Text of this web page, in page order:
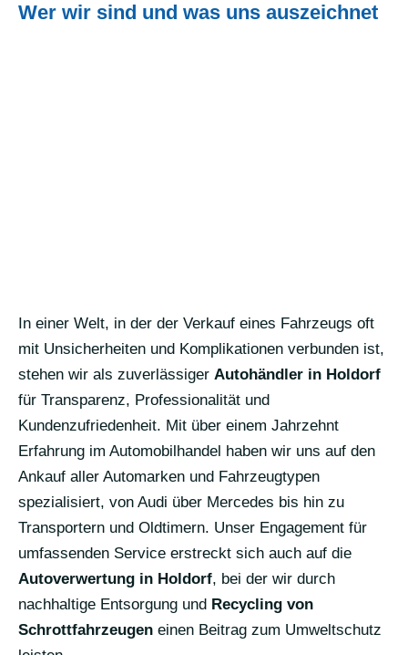
Wer wir sind und was uns auszeichnet
In einer Welt, in der der Verkauf eines Fahrzeugs oft
mit Unsicherheiten und Komplikationen verbunden ist,
stehen wir als zuverlässiger Autohändler in Holdorf
für Transparenz, Professionalität und
Kundenzufriedenheit. Mit über einem Jahrzehnt
Erfahrung im Automobilhandel haben wir uns auf den
Ankauf aller Automarken und Fahrzeugtypen
spezialisiert, von Audi über Mercedes bis hin zu
Transportern und Oldtimern. Unser Engagement für
umfassenden Service erstreckt sich auch auf die
Autoverwertung in Holdorf, bei der wir durch
nachhaltige Entsorgung und Recycling von
Schrottfahrzeugen einen Beitrag zum Umweltschutz